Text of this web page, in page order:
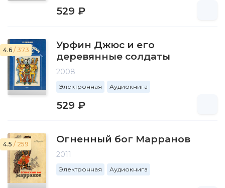
529 ₽
4.6 / 373
Урфин Джюс и его
деревянные солдаты
2008
Электронная Аудиокнига
529 ₽
4.5 / 259 Огненный бог Марранов
2011
Электронная Аудиокнига